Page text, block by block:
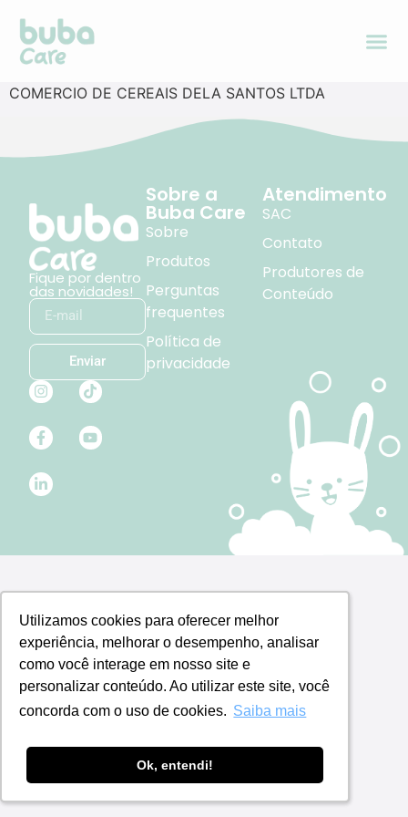
Utilizamos cookies para oferecer melhor
experiência, melhorar o desempenho, analisar
como você interage em nosso site e
personalizar conteúdo. Ao utilizar este site, você
concorda com o uso de cookies. Saiba mais
Ok, entendi!
Utilizamos cookies para oferecer melhor
experiência, melhorar o desempenho, analisar
como você interage em nosso site e
personalizar conteúdo. Ao utilizar este site, você
concorda com o uso de cookies. Saiba mais
Ok, entendi!
COMERCIO DE CEREAIS DELA SANTOS LTDA
Fique por dentro
das novidades!
Enviar
Sobre a
Buba Care
Sobre
Produtos
Perguntas
frequentes
Política de
privacidade
Atendimento
SAC
Contato
Produtores de
Conteúdo